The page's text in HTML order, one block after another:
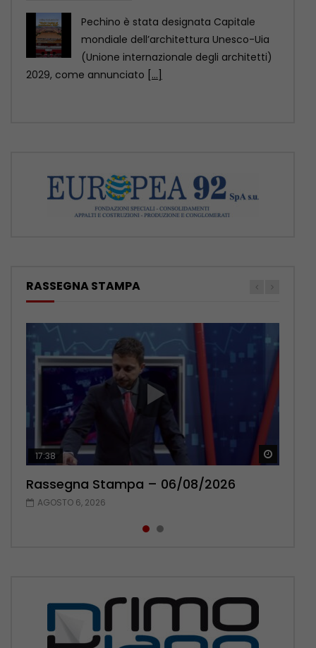
Pechino è stata designata Capitale
mondiale dell’architettura Unesco-Uia
(Unione internazionale degli architetti)
2029, come annunciato [...]
RASSEGNA STAMPA
17:38
Rassegna Stampa – 06/08/2026
AGOSTO 6, 2026
22:42
Rassegna Stampa – 05/08/2026
AGOSTO 5, 2026